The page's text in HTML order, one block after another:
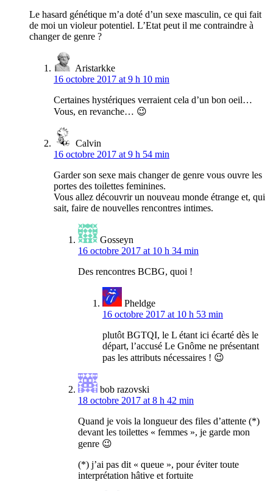
Le hasard génétique m’a doté d’un sexe masculin, ce qui fait
de moi un violeur potentiel. L’Etat peut il me contraindre à
changer de genre ?
Aristarkke
16 octobre 2017 at 9 h 10 min
Certaines hystériques verraient cela d’un bon oeil…
Vous, en revanche… 😉
Calvin
16 octobre 2017 at 9 h 54 min
Garder son sexe mais changer de genre vous ouvre les
portes des toilettes feminines.
Vous allez découvrir un nouveau monde étrange et, qui
sait, faire de nouvelles rencontres intimes.
Gosseyn
16 octobre 2017 at 10 h 34 min
Des rencontres BCBG, quoi !
Pheldge
16 octobre 2017 at 10 h 53 min
plutôt BGTQI, le L étant ici écarté dès le
départ, l’accusé Le Gnôme ne présentant
pas les attributs nécessaires ! 😉
bob razovski
18 octobre 2017 at 8 h 42 min
Quand je vois la longueur des files d’attente (*)
devant les toilettes « femmes », je garde mon
genre 😉
(*) j’ai pas dit « queue », pour éviter toute
interprétation hâtive et fortuite